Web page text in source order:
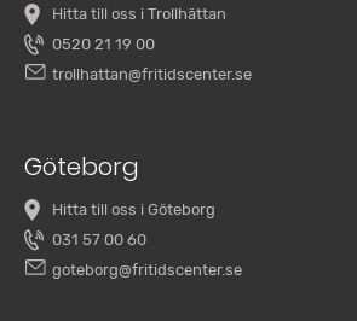
Hitta till oss i Trollhättan
0520 21 19 00
trollhattan@fritidscenter.se
Göteborg
Hitta till oss i Göteborg
031 57 00 60
goteborg@fritidscenter.se